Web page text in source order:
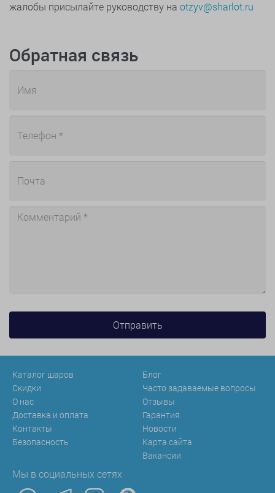
жалобы присылайте руководству на otzyv@sharlot.ru
Обратная связь
Каталог шаров
Скидки
О нас
Доставка и оплата
Контакты
Безопасность
Блог
Часто задаваемые вопросы
Отзывы
Гарантия
Новости
Карта сайта
Вакансии
Мы в социальных сетях